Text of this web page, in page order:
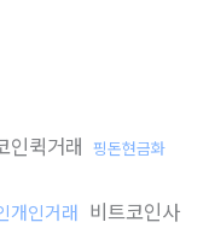
인퀵거래 핑돈현금화
개인거래 비트코인사